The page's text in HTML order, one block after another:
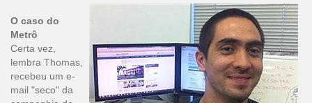
O caso do
Metrô
Certa vez,
lembra Thomas,
recebeu um e-
mail "seco" da